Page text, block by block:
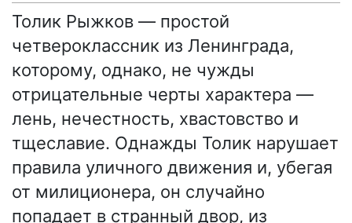
Толик Рыжков — простой
четвероклассник из Ленинграда,
которому, однако, не чужды
отрицательные черты характера —
лень, нечестность, хвастовство и
тщеславие. Однажды Толик нарушает
правила уличного движения и, убегая
от милиционера, он случайно
попадает в странный двор, из